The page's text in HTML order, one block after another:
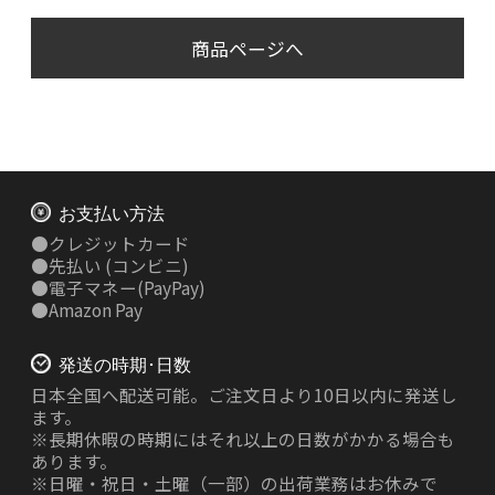
商品ページへ
お支払い方法
●クレジットカード
●先払い (コンビニ)
●電子マネー(PayPay)
●Amazon Pay
発送の時期･日数
日本全国へ配送可能。ご注文日より10日以内に発送し
ます。
※長期休暇の時期にはそれ以上の日数がかかる場合も
あります。
※日曜・祝日・土曜（一部）の出荷業務はお休みで